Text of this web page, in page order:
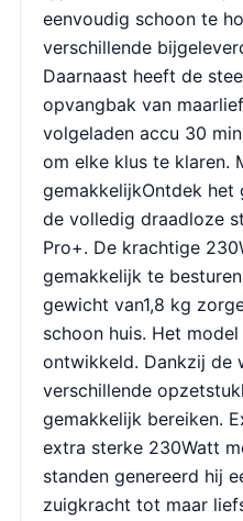
eenvoudig schoon te
verschillende
Daarnaast heeft de
opvangbak van
volgeladen accu 30
om elke klus te klaren.
gemakkelijkOntdek het
de volledig draadloze
Pro+. De krachtige
gemakkelijk te
gewicht van1,8 kg
schoon huis. Het
ontwikkeld. Dankzij de
verschillende
gemakkelijk bereiken.
extra sterke 230Watt
standen genereerd hij
zuigkracht tot maar